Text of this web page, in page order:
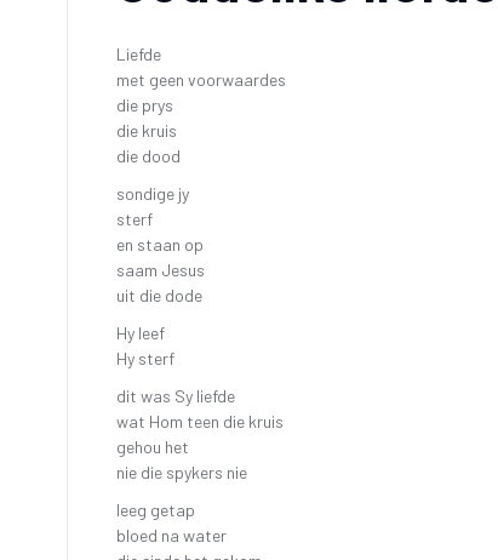
Liefde
met geen voorwaardes
die prys
die kruis
die dood
sondige jy
sterf
en staan op
saam Jesus
uit die dode
Hy leef
Hy sterf
dit was Sy liefde
wat Hom teen die kruis
gehou het
nie die spykers nie
leeg getap
bloed na water